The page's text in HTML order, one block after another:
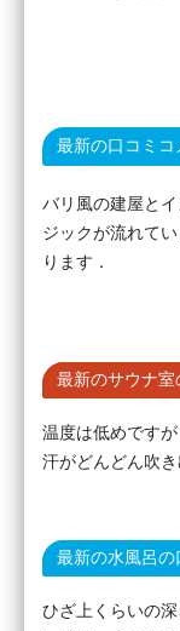
最新の口コミコ
バリ風の建屋と
ジックが流れて
ります．
最新のサウナ室
温度は低めです
汗がどんどん吹き
最新の水風呂の
ひざ上くらいの